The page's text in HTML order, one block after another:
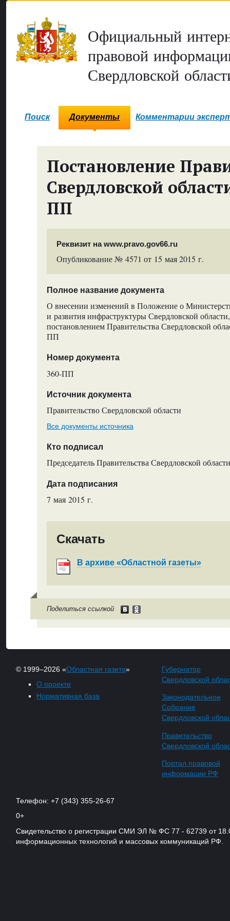
Официальный
правовой
Свердловской
Поиск Документы Комментарии
Постановление
Свердловской
ПП
Реквизит на www.pravo.gov66.ru
Опубликование № 4571 от 15 мая 2015 г.
Полное название документа
О внесении изменений в Положение о
и развития инфраструктуры Свердловской
постановлением Правительства Свердловской
ПП
Номер документа
360-ПП
Источник документа
Правительство Свердловской области
Все документы источника
Кто подписал
Председатель Правительства Свердловской
Дата подписания
7 мая 2015 г.
Скачать
В архиве «Областной газеты»
Поделиться ссылкой
© 1999–2026 «Областная газета»
О проекте
Нормативная база
Губернатор
Свердловской
Законодательное
Собрание
Свердловской
Правительство
Свердловской
Портал правовой
информации РФ
Телефон: +7 (343) 355-26-67
0+
Свидетельство о регистрации СМИ ЭЛ № ФС 77 - 62739 от
информационных технологий и массовых коммуникаций РФ.